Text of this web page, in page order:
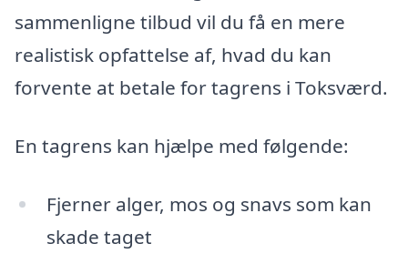
sammenligne tilbud vil du få en mere
realistisk opfattelse af, hvad du kan
forvente at betale for tagrens i Toksværd.
En tagrens kan hjælpe med følgende:
Fjerner alger, mos og snavs som kan
skade taget